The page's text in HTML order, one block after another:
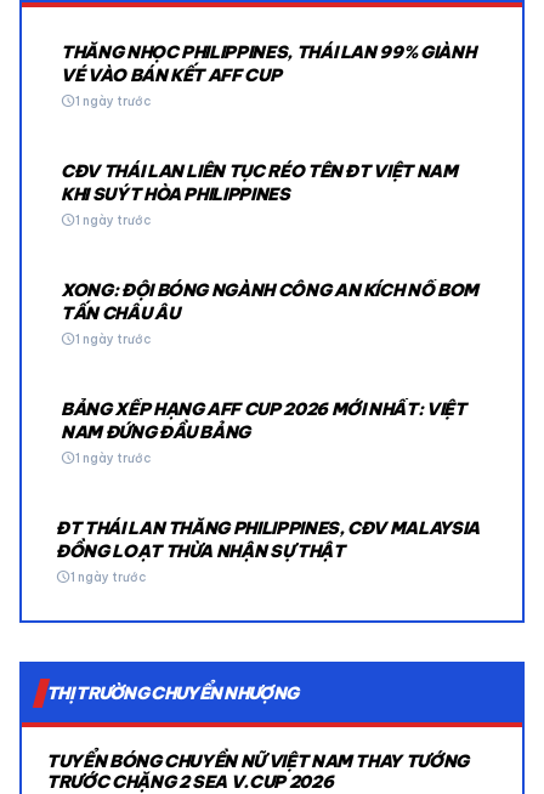
THẮNG NHỌC PHILIPPINES, THÁI LAN 99% GIÀNH
VÉ VÀO BÁN KẾT AFF CUP
schedule1 ngày trước
CĐV THÁI LAN LIÊN TỤC RÉO TÊN ĐT VIỆT NAM
KHI SUÝT HÒA PHILIPPINES
schedule1 ngày trước
XONG: ĐỘI BÓNG NGÀNH CÔNG AN KÍCH NỔ BOM
TẤN CHÂU ÂU
schedule1 ngày trước
BẢNG XẾP HẠNG AFF CUP 2026 MỚI NHẤT: VIỆT
NAM ĐỨNG ĐẦU BẢNG
schedule1 ngày trước
ĐT THÁI LAN THẮNG PHILIPPINES, CĐV MALAYSIA
ĐỒNG LOẠT THỪA NHẬN SỰ THẬT
schedule1 ngày trước
THỊ TRƯỜNG CHUYỂN NHƯỢNG
TUYỂN BÓNG CHUYỀN NỮ VIỆT NAM THAY TƯỚNG
TRƯỚC CHẶNG 2 SEA V.CUP 2026